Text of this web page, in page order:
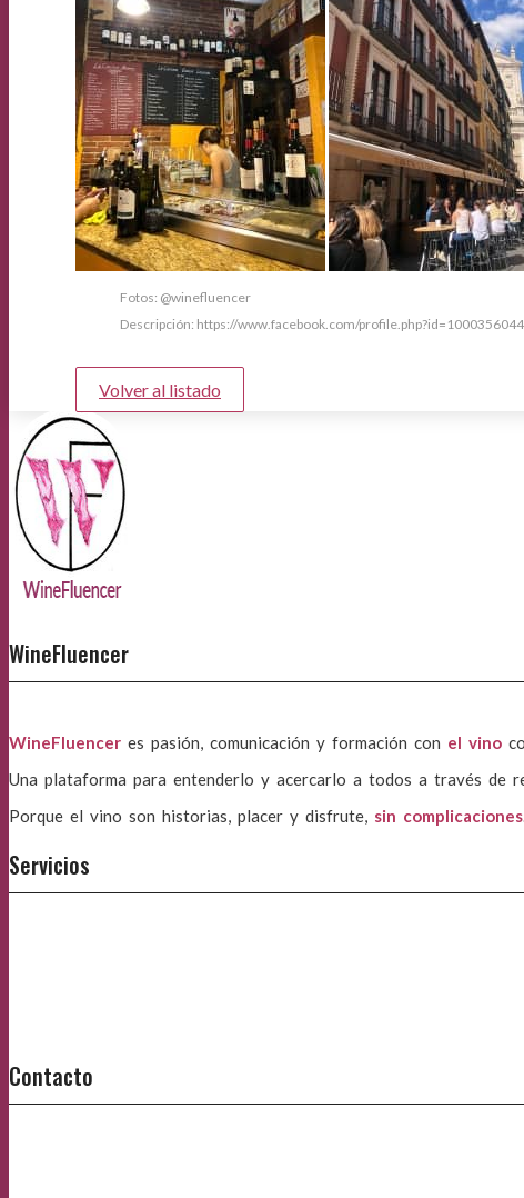
Fotos: @winefluencer
Descripción: https://www.facebook.com/
Volver al listado
WineFluencer
WineFluencer es pasión, comunicación y formación con el vino
Una plataforma para entenderlo y acercarlo a todos a través de
Porque el vino son historias, placer y disfrute, sin complicaciones
Servicios
Contacto